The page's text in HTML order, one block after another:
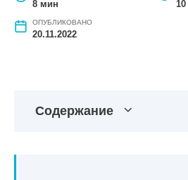
8 мин 10
ОПУБЛИКОВАНО
20.11.2022
Содержание